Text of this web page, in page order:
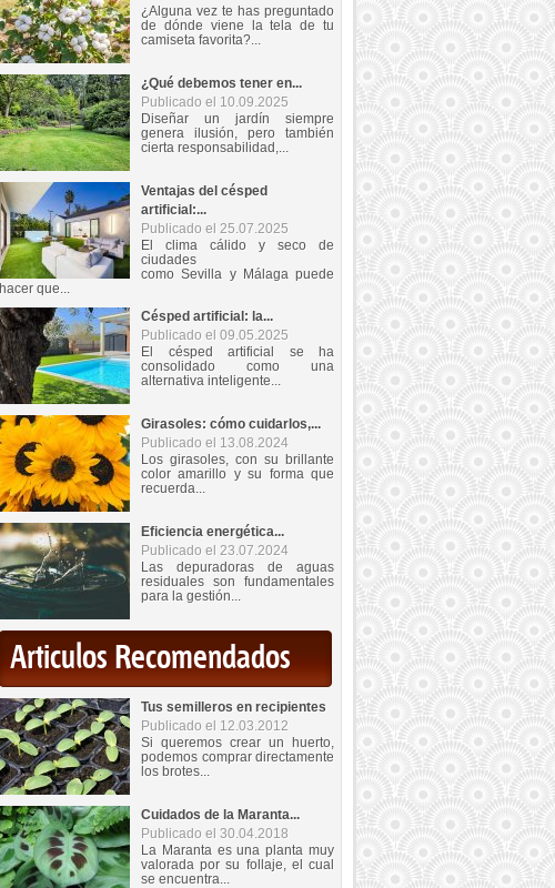
¿Alguna vez te has preguntado
de dónde viene la tela de tu
camiseta favorita?...
¿Qué debemos tener en...
Publicado el 10.09.2025
Diseñar un jardín siempre
genera ilusión, pero también
cierta responsabilidad,...
Ventajas del césped
artificial:...
Publicado el 25.07.2025
El clima cálido y seco de
ciudades
como Sevilla y Málaga puede
hacer que...
Césped artificial: la...
Publicado el 09.05.2025
El césped artificial se ha
consolidado como una
alternativa inteligente...
Girasoles: cómo cuidarlos,...
Publicado el 13.08.2024
Los girasoles, con su brillante
color amarillo y su forma que
recuerda...
Eficiencia energética...
Publicado el 23.07.2024
Las depuradoras de aguas
residuales son fundamentales
para la gestión...
Articulos Recomendados
Tus semilleros en recipientes
Publicado el 12.03.2012
Si queremos crear un huerto,
podemos comprar directamente
los brotes...
Cuidados de la Maranta...
Publicado el 30.04.2018
La Maranta es una planta muy
valorada por su follaje, el cual
se encuentra...